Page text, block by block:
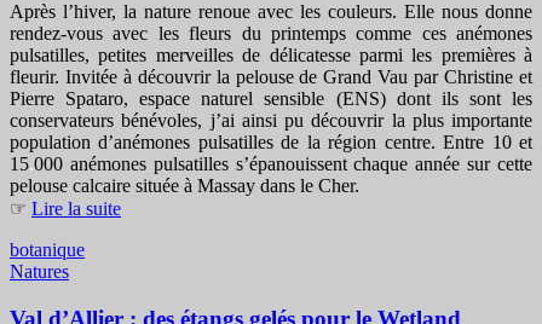
Après l’hiver, la nature renoue avec les couleurs. Elle nous donne
rendez-vous avec les fleurs du printemps comme ces anémones
pulsatilles, petites merveilles de délicatesse parmi les premières à
fleurir. Invitée à découvrir la pelouse de Grand Vau par Christine et
Pierre Spataro, espace naturel sensible (ENS) dont ils sont les
conservateurs bénévoles, j’ai ainsi pu découvrir la plus importante
population d’anémones pulsatilles de la région centre. Entre 10 et
15.000 anémones pulsatilles s’épanouissent chaque année sur cette
pelouse calcaire située à Massay dans le Cher.
☞ Lire la suite
botanique
Natures
Val d’Allier : des étangs gelés pour le Wetland